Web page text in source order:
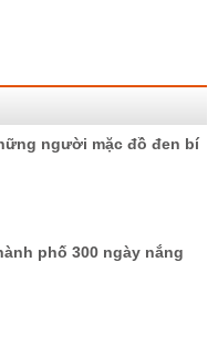
người mặc đồ đen bí
phố 300 ngày nắng